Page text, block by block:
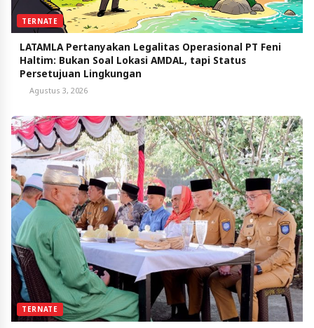
TERNATE
LATAMLA Pertanyakan Legalitas Operasional PT Feni
Haltim: Bukan Soal Lokasi AMDAL, tapi Status
Persetujuan Lingkungan
Agustus 3, 2026
TERNATE